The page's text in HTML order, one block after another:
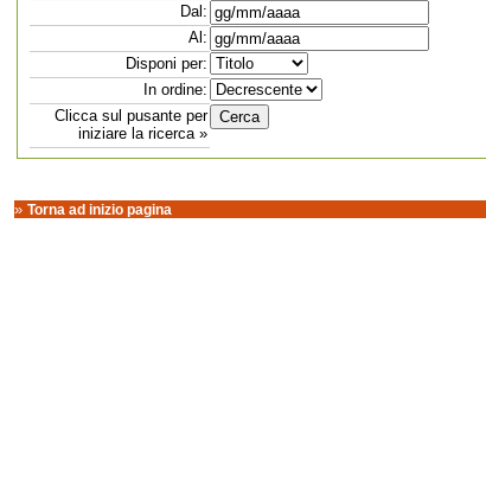
Dal:
Al:
Disponi per:
In ordine:
Clicca sul pusante per
iniziare la ricerca »
»Torna ad inizio pagina